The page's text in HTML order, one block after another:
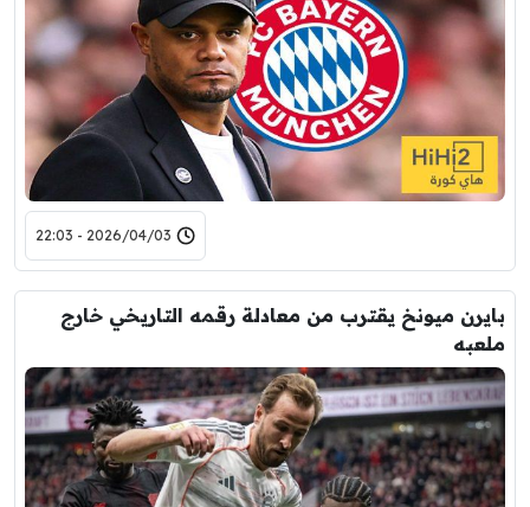
2026/04/03 - 22:03
بايرن ميونخ يقترب من معادلة رقمه التاريخي خارج
ملعبه